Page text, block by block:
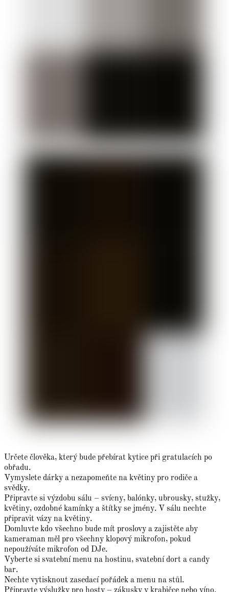
Určete člověka, který bude přebírat kytice při gratulacích po
obřadu.
Vymyslete dárky a nezapomeňte na květiny pro rodiče a
svědky.
Připravte si výzdobu sálu – svícny, balónky, ubrousky, stužky,
květiny, ozdobné kamínky a štítky se jmény. V sálu nechte
připravit vázy na květiny.
Domluvte kdo všechno bude mít proslovy a zajistěte aby
kameraman měl pro všechny klopový mikrofon, pokud
nepoužíváte mikrofon od DJe.
Vyberte si svatební menu na hostinu, svatební dort a candy
bar.
Nechte vytisknout zasedací pořádek a menu na stůl.